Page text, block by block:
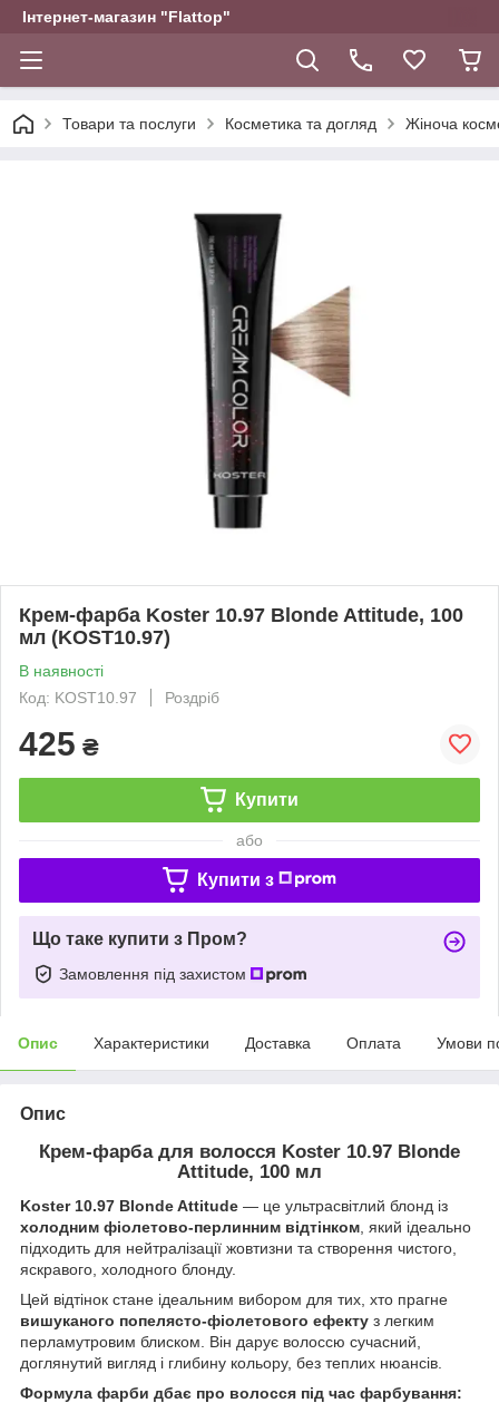
Інтернет-магазин "Flattop"
Товари та послуги Косметика та догляд Жіноча
Крем-фарба Koster 10.97 Blonde Attitude, 100
мл (KOST10.97)
В наявності
Код: KOST10.97
Роздріб
425 ₴
Купити
або
Купити з
Що таке купити з Пром?
Замовлення під захистом
Опис Характеристики Доставка Оплата Умови
Опис
Крем-фарба для волосся Koster 10.97 Blonde
Attitude, 100 мл
Koster 10.97 Blonde Attitude — це ультрасвітлий блонд із
холодним фіолетово-перлинним відтінком , який ідеально
підходить для нейтралізації жовтизни та створення чистого,
яскравого, холодного блонду.
Цей відтінок стане ідеальним вибором для тих, хто прагне
вишуканого попелясто-фіолетового ефекту з легким
перламутровим блиском. Він дарує волоссю сучасний,
доглянутий вигляд і глибину кольору, без теплих нюансів.
Формула фарби дбає про волосся під час фарбування: